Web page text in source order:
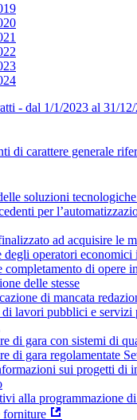
- dal 1/1/2023 al 31/
di carattere generale
soluzioni
per
ad acquisire le
degli operatori
completamento di opere
delle stesse
di mancata
lavori pubblici e servizi
di gara con sistemi di
di gara regolamentate
sui progetti di
alla programmazione
forniture